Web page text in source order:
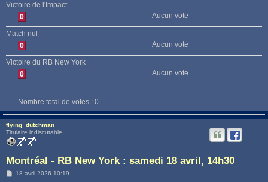
Victoire de l'Impact
0
Aucun vote
Match nul
0
Aucun vote
Victoire du RB New York
0
Aucun vote
Nombre total de votes : 0
flying_dutchman
Titulaire indiscutable
Montréal - RB New York : samedi 18 avril, 14h30
M18 avril 2026 10:19